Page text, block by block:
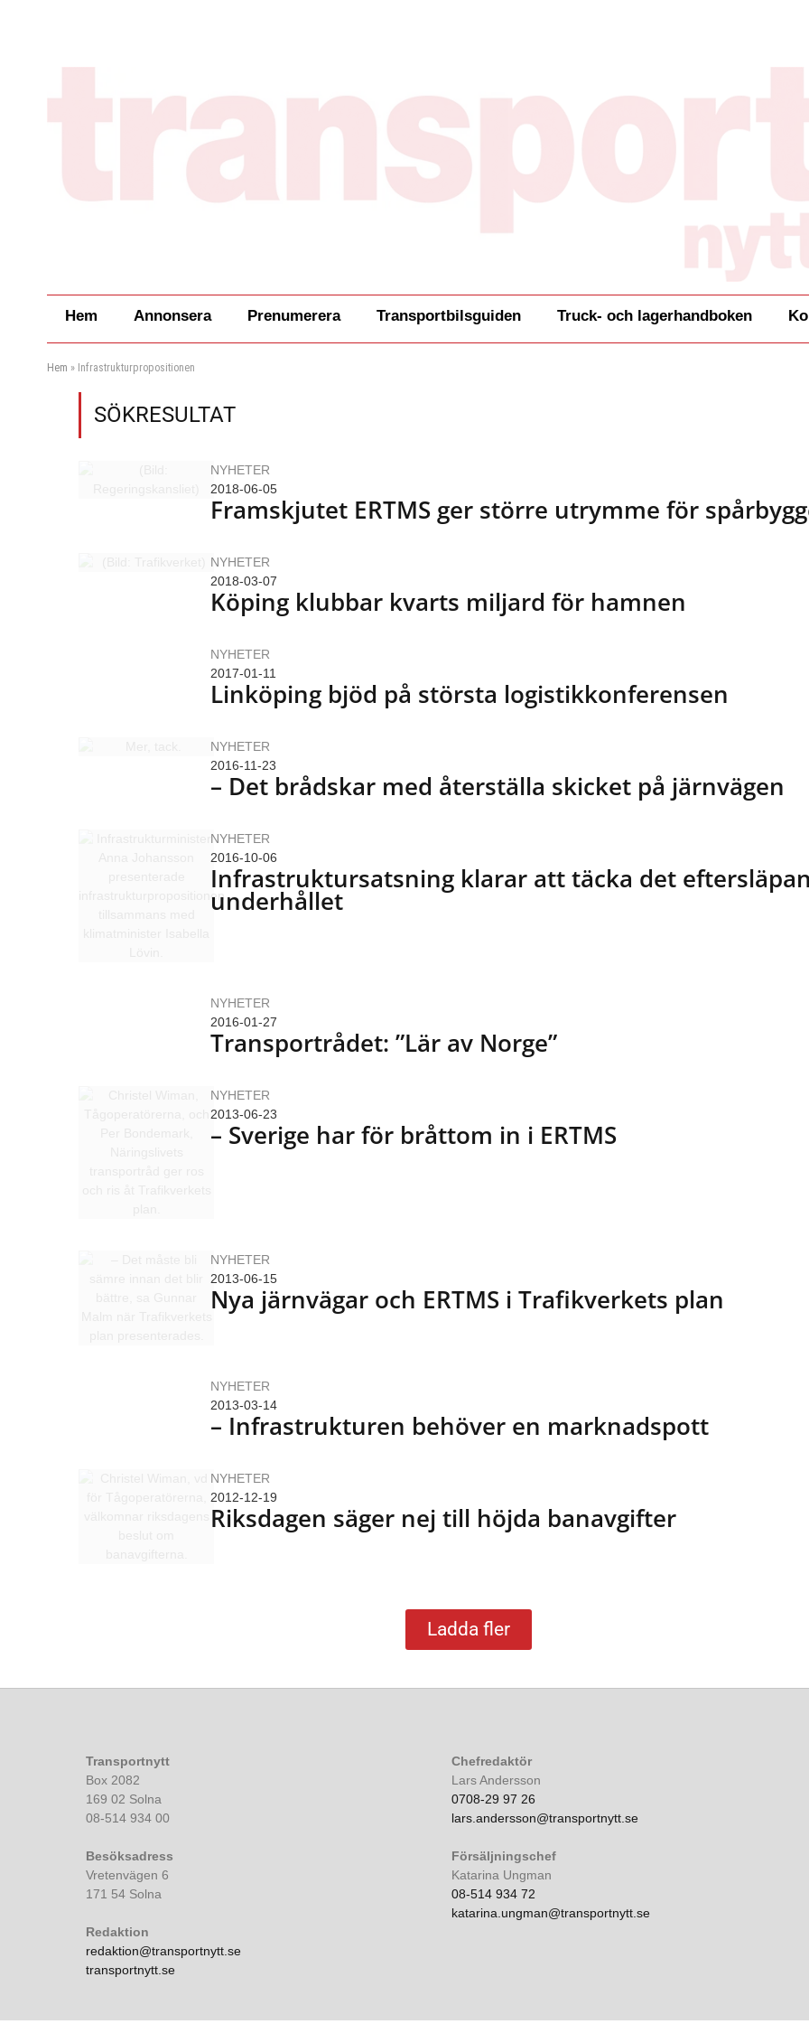
Hem Annonsera Prenumerera Transportbilsguiden Truck- och lagerhandboken
Hem » Infrastrukturpropositionen
SÖKRESULTAT
NYHETER
2018-06-05
Framskjutet ERTMS ger större utrymme för
NYHETER
2018-03-07
Köping klubbar kvarts miljard för hamnen
NYHETER
2017-01-11
Linköping bjöd på största logistikkonferensen
NYHETER
2016-11-23
– Det brådskar med återställa skicket på järnvägen
NYHETER
2016-10-06
Infrastruktursatsning klarar att täcka det
underhållet
NYHETER
2016-01-27
Transportrådet: ”Lär av Norge”
NYHETER
2013-06-23
– Sverige har för bråttom in i ERTMS
NYHETER
2013-06-15
Nya järnvägar och ERTMS i Trafikverkets plan
NYHETER
2013-03-14
– Infrastrukturen behöver en marknadspott
NYHETER
2012-12-19
Riksdagen säger nej till höjda banavgifter
Ladda fler
Transportnytt
Box 2082
169 02 Solna
08-514 934 00
Besöksadress
Vretenvägen 6
171 54 Solna
Redaktion
redaktion@transportnytt.se
transportnytt.se
Chefredaktör
Lars Andersson
0708-29 97 26
lars.andersson@transportnytt.se
Försäljningschef
Katarina Ungman
08-514 934 72
katarina.ungman@transportnytt.se